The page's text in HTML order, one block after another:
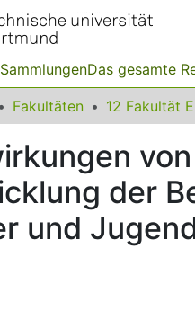
Das gesamte
Fakultäten
der
und